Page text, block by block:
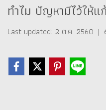
ทำไม ปัญหามีไว้ให้แ
Last updated: 2 ต.ค. 2560 |